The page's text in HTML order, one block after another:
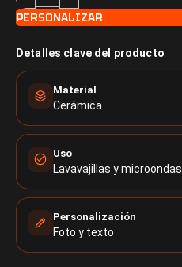
PERSONALIZAR
Detalles clave del producto
Material
Cerámica
Uso
Lavavajillas y microondas
Personalización
Foto y texto